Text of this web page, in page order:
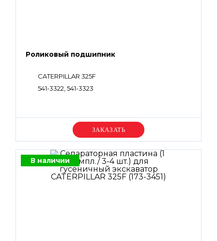
Роликовый подшипник
CATERPILLAR 325F
541-3322, 541-3323
Уточняйте цену
В наличии